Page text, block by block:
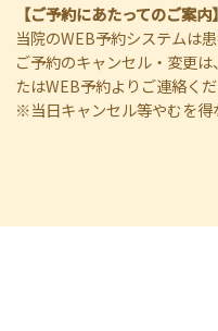
【ご予約にあたってのご案内】
当院のWEB予約システムは
ご予約のキャンセル・変更
たはWEB予約よりご連絡くだ
※当日キャンセル等やむを得